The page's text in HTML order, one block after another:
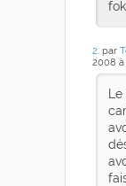
2. par
2008 à